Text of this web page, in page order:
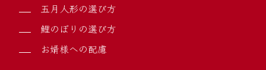
五月人形の選び方
鯉のぼりの選び方
お婿様への配慮